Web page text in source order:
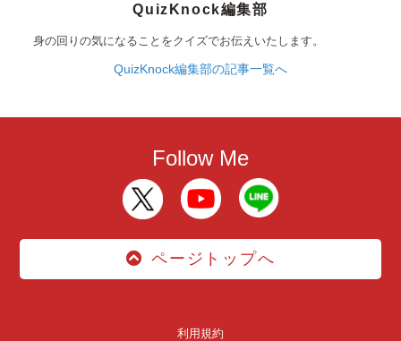
QuizKnock編集部
身の回りの気になることをクイズでお伝えいたします。
QuizKnock編集部の記事一覧へ
Follow Me
ページトップへ
利用規約